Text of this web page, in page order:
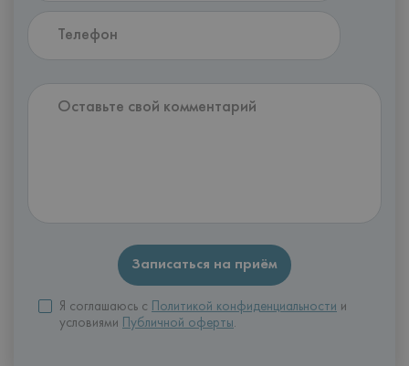
Я соглашаюсь с Политикой конфиденциальности и
условиями
Публичной оферты.